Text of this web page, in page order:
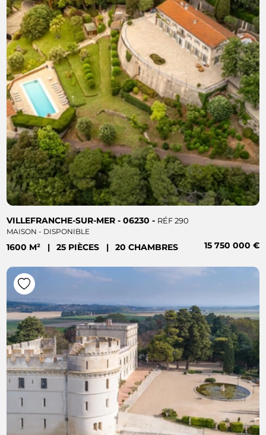
VILLEFRANCHE-SUR-MER - 06230 - RÉF 290
MAISON - DISPONIBLE
1600 M² | 25 PIÈCES | 20 CHAMBRES 15 750 000 €